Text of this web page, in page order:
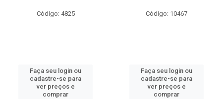
Código: 4825
Faça seu login ou
cadastre-se para
ver preços e
comprar
Código: 10467
Faça seu login ou
cadastre-se para
ver preços e
comprar